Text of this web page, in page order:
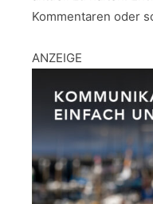
Kommentaren oder
ANZEIGE